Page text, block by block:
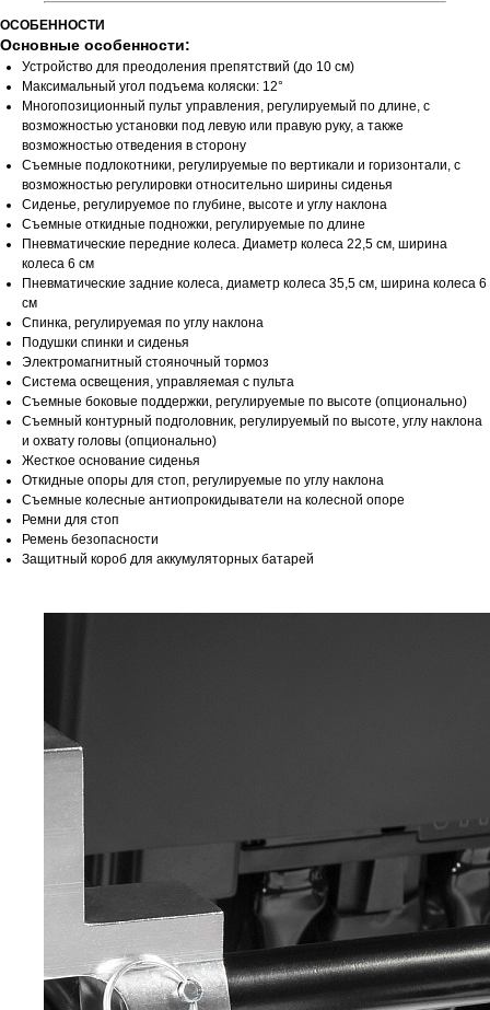
ОСОБЕННОСТИ
Основные особенности:
Устройство для преодоления препятствий (до 10 см)
Максимальный угол подъема коляски: 12°
Многопозиционный пульт управления, регулируемый по длине, с
возможностью установки под левую или правую руку, а также
возможностью отведения в сторону
Съемные подлокотники, регулируемые по вертикали и горизонтали, с
возможностью регулировки относительно ширины сиденья
Сиденье, регулируемое по глубине, высоте и углу наклона
Съемные откидные подножки, регулируемые по длине
Пневматические передние колеса. Диаметр колеса 22,5 см, ширина
колеса 6 см
Пневматические задние колеса, диаметр колеса 35,5 см, ширина колеса 6
см
Спинка, регулируемая по углу наклона
Подушки спинки и сиденья
Электромагнитный стояночный тормоз
Система освещения, управляемая с пульта
Съемные боковые поддержки, регулируемые по высоте (опционально)
Съемный контурный подголовник, регулируемый по высоте, углу наклона
и охвату головы (опционально)
Жесткое основание сиденья
Откидные опоры для стоп, регулируемые по углу наклона
Съемные колесные антиопрокидыватели на колесной опоре
Ремни для стоп
Ремень безопасности
Защитный короб для аккумуляторных батарей